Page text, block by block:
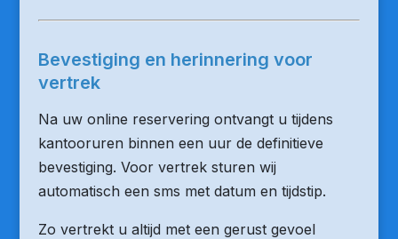
Bevestiging en herinnering voor
vertrek
Na uw online reservering ontvangt u tijdens
kantooruren binnen een uur de definitieve
bevestiging. Voor vertrek sturen wij
automatisch een sms met datum en tijdstip.
Zo vertrekt u altijd met een gerust gevoel